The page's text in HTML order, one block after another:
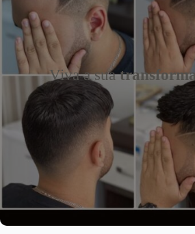
Viva a sua